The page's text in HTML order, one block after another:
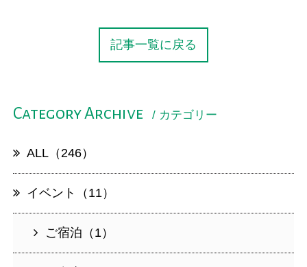
記事一覧に戻る
Category Archive / カテゴリー
ALL（246）
イベント（11）
ご宿泊（1）